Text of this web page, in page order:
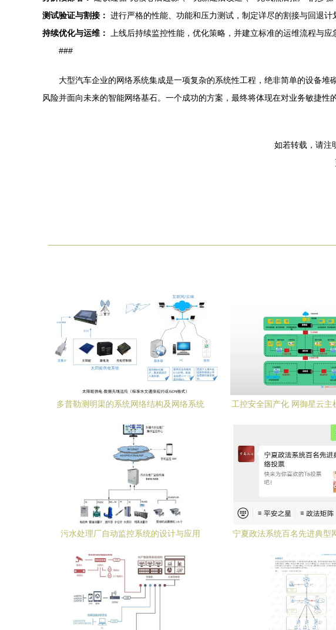
测试验证与割接： 进行严格的性能、功能和压力测试，制定详尽的割接与回退计
持续优化与运维：
上线后持续监控性能，优化策略，并建立标准的运维流程与应
###
大型汽车企业的网络系统集成是一项复杂的系统性工程，绝非简单的设备
风险并面向未来的智能网络基石。一个成功的方案，最终将体现在对业务敏捷性
如若转载，请注
多普勒测明渠的系统网络结构及网络系统
工控安全国产化 网御星云主
污水处理厂自动监控系统的设计与应用
宁夏政法系统百名先进典型